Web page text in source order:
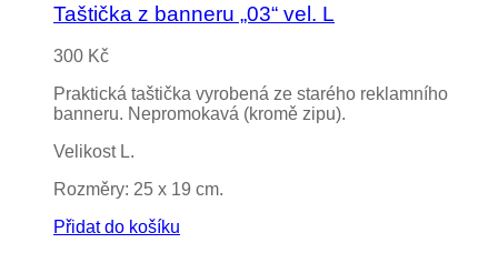
Taštička z banneru „03“ vel. L
300 Kč
Praktická taštička vyrobená ze starého reklamního
banneru. Nepromokavá (kromě zipu).
Velikost L.
Rozměry: 25 x 19 cm.
Přidat do košíku